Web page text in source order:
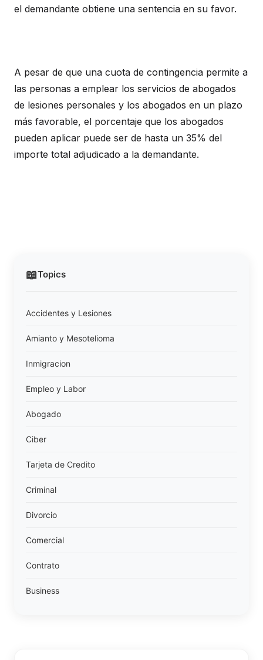
📖Topics
Accidentes y Lesiones
Amianto y Mesotelioma
Inmigracion
Empleo y Labor
Abogado
Ciber
Tarjeta de Credito
Criminal
Divorcio
Comercial
Contrato
Business
el demandante obtiene una sentencia en su favor.
A pesar de que una cuota de contingencia permite a
las personas a emplear los servicios de abogados
de lesiones personales y los abogados en un plazo
más favorable, el porcentaje que los abogados
pueden aplicar puede ser de hasta un 35% del
importe total adjudicado a la demandante.